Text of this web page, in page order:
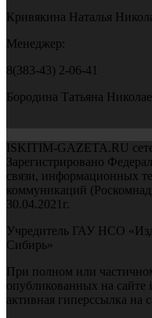
Кривякина Наталья
Менеджер:
8(383-43) 2-06-41
Бородина Татьяна
ISKITIM-GAZETA.RU
Зарегистрировано
связи, информационных
коммуникаций
30.04.2021г.
Учредитель ГАУ НСО
Сибирь»
При полном или
опубликованных на сайте
активная гиперссылка на